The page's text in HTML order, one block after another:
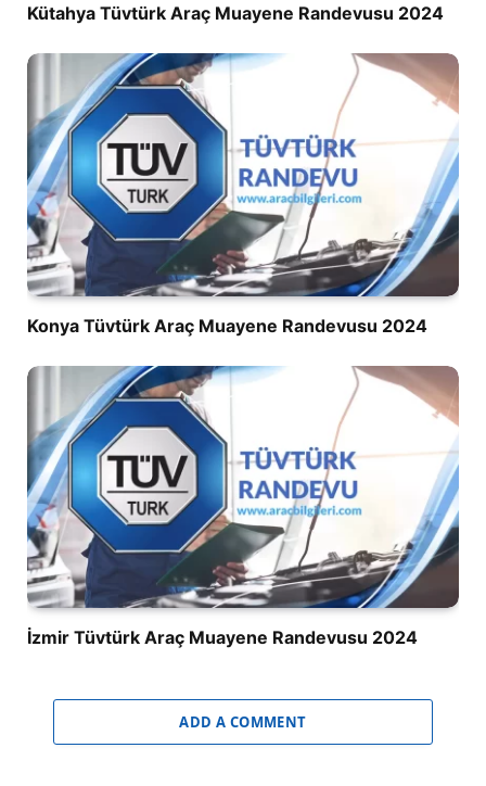
Kütahya Tüvtürk Araç Muayene Randevusu 2024
Konya Tüvtürk Araç Muayene Randevusu 2024
İzmir Tüvtürk Araç Muayene Randevusu 2024
ADD A COMMENT